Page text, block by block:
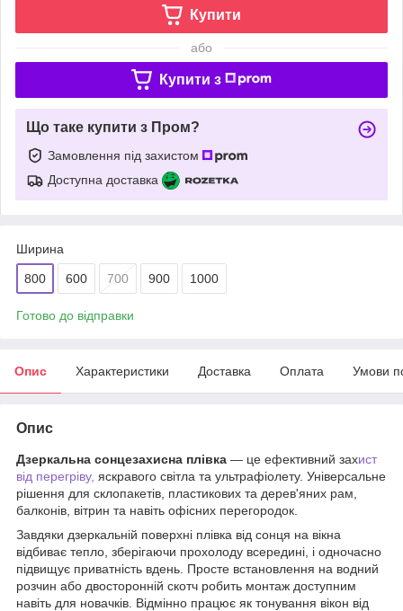
Купити
або
Купити з
Що таке купити з Пром?
Замовлення під захистом
Доступна доставка
Ширина
800 600 700 900 1000
Готово до відправки
Опис Характеристики Доставка Оплата Умови
Опис
Дзеркальна сонцезахисна плівка — це ефективний захист
від перегріву, яскравого світла та ультрафіолету. Універсальне
рішення для склопакетів, пластикових та дерев'яних рам,
балконів, вітрин та навіть офісних перегородок.
Завдяки дзеркальній поверхні плівка від сонця на вікна
відбиває тепло, зберігаючи прохолоду всередині, і одночасно
підвищує приватність вдень. Просте встановлення на водний
розчин або двосторонній скотч робить монтаж доступним
навіть для новачків. Відмінно працює як тонування вікон від